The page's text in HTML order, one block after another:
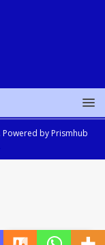
Powered by Prismhub